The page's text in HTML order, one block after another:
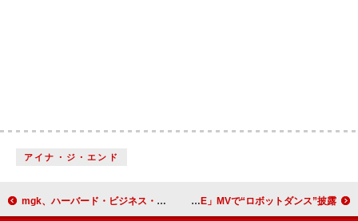
アイナ・ジ・エンド
mgk、ハーバード・ビジネス・スクールで講義を行う DJ KOO（TRF）、BEYOOOOONDSとのコラボ曲「最KOO DE DANCE」MVで“ロボットダンス”披露